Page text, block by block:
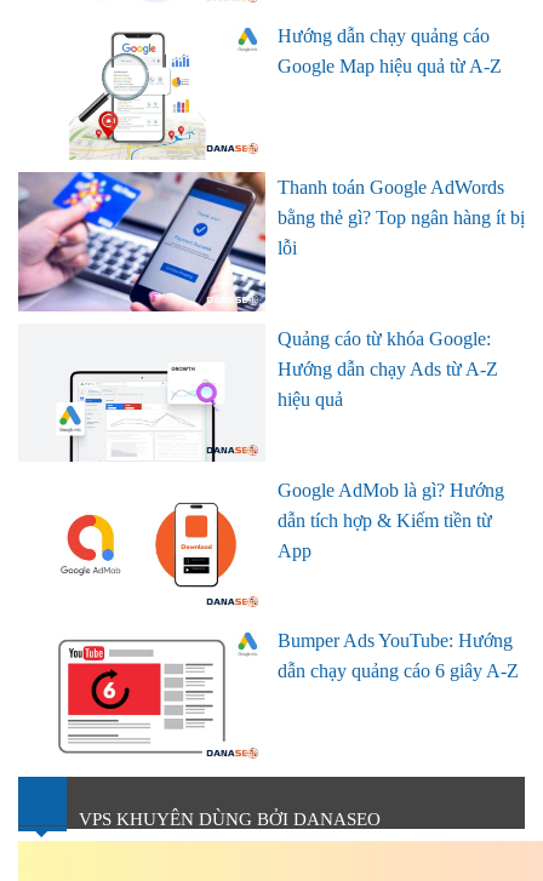
Hướng dẫn chạy quảng cáo
Google Map hiệu quả từ A-Z
Thanh toán Google AdWords
bằng thẻ gì? Top ngân hàng ít bị
lỗi
Quảng cáo từ khóa Google:
Hướng dẫn chạy Ads từ A-Z
hiệu quả
Google AdMob là gì? Hướng
dẫn tích hợp & Kiếm tiền từ
App
Bumper Ads YouTube: Hướng
dẫn chạy quảng cáo 6 giây A-Z
VPS KHUYÊN DÙNG BỞI DANASEO